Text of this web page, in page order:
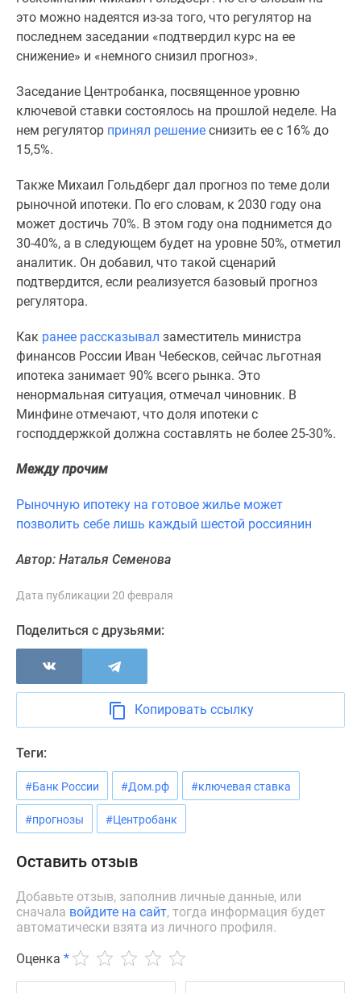
карте
Эксперты
авторы
Машино-
Специальные
предложения
Апартаменты
Новостройки
карте
комнатные
Готовые
новостройки
комнатные
Военная
ипотека
Новостройки
Петербурга
Видеообзор
Семейная
Аналитика
рынка
Панорамы
новостроек
Субсидированная
Мнение
эксперта
Студии
Ипотечный
калькулятор
Новости
Новостройки
Ленинградской
области
ИТ-
это можно надеятся из-за того, что регулятор на
последнем заседании «подтвердил курс на ее
снижение» и «немного снизил прогноз».
Заседание Центробанка, посвященное уровню
ключевой ставки состоялось на прошлой неделе. На
нем регулятор принял решение снизить ее с 16% до
15,5%.
Также Михаил Гольдберг дал прогноз по теме доли
рыночной ипотеки. По его словам, к 2030 году она
может достичь 70%. В этом году она поднимется до
30-40%, а в следующем будет на уровне 50%, отметил
аналитик. Он добавил, что такой сценарий
подтвердится, если реализуется базовый прогноз
регулятора.
Как ранее рассказывал заместитель министра
финансов России Иван Чебесков, сейчас льготная
ипотека занимает 90% всего рынка. Это
ненормальная ситуация, отмечал чиновник. В
Минфине отмечают, что доля ипотеки с
господдержкой должна составлять не более 25-30%.
Между прочим
Рыночную ипотеку на готовое жилье может
позволить себе лишь каждый шестой россиянин
Автор: Наталья Семенова
Дата публикации 20 февраля
Поделиться с друзьями:
Копировать ссылку
Теги:
#Банк России #Дом.рф #ключевая ставка
#прогнозы #Центробанк
Оставить отзыв
Добавьте отзыв, заполнив личные данные, или
сначала войдите на сайт, тогда информация будет
автоматически взята из личного профиля.
Оценка *